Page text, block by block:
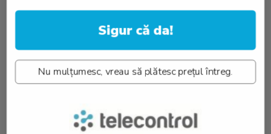
30°C / +50°C
Informatii conformitate produs
Review-uri(0)
Sigur că da!
Nu mulțumesc, vreau să plătesc prețul întreg.